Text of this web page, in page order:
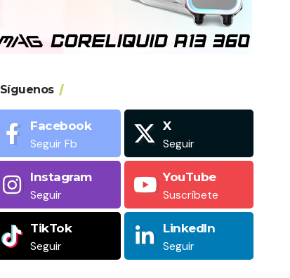
Síguenos
Facebook
Seguir Fb
X
Seguir
Instagram
Seguir
YouTube
Suscríbete
TikTok
Seguir
LinkedIn
Seguir